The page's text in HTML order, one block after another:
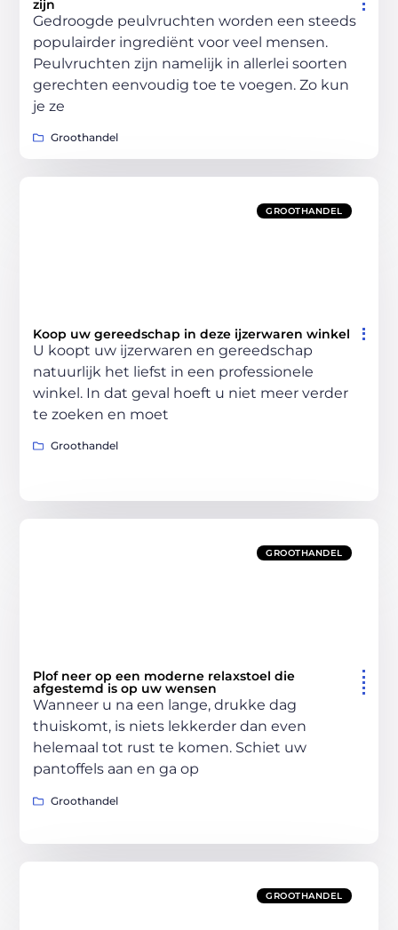
zijn
Gedroogde peulvruchten worden een steeds
populairder ingrediënt voor veel mensen.
Peulvruchten zijn namelijk in allerlei soorten
gerechten eenvoudig toe te voegen. Zo kun
je ze
Groothandel
GROOTHANDEL
Koop uw gereedschap in deze ijzerwaren winkel
U koopt uw ijzerwaren en gereedschap
natuurlijk het liefst in een professionele
winkel. In dat geval hoeft u niet meer verder
te zoeken en moet
Groothandel
GROOTHANDEL
Plof neer op een moderne relaxstoel die
afgestemd is op uw wensen
Wanneer u na een lange, drukke dag
thuiskomt, is niets lekkerder dan even
helemaal tot rust te komen. Schiet uw
pantoffels aan en ga op
Groothandel
GROOTHANDEL